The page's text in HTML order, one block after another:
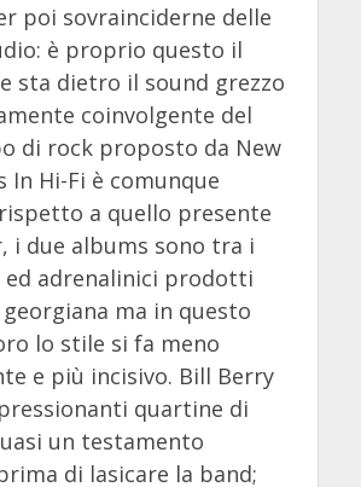
poi sovrainciderne delle
è proprio questo il
sta dietro il sound grezzo
coinvolgente del
di rock proposto da New
In Hi-Fi è comunque
a quello presente
i due albums sono tra i
ed adrenalinici prodotti
ma in questo
lo stile si fa meno
e più incisivo. Bill Berry
quartine di
un testamento
di lasicare la band;